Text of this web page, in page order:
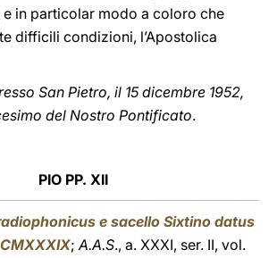
in particolar modo a coloro che
difficili condizioni, l’Apostolica
San Pietro, il 15 dicembre 1952,
del Nostro Pontificato.
PIO PP. XII
e sacello Sixtino datus
;A.A.S., a. XXXI, ser. II, vol.